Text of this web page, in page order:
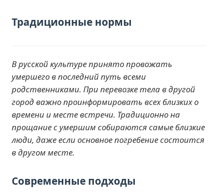
Традиционные нормы
В русской культуре принято провожать
умершего в последний путь всеми
родственниками. При перевозке тела в другой
город важно проинформировать всех близких о
времени и месте встречи. Традиционно на
прощание с умершим собираются самые близкие
люди, даже если основное погребение состоится
в другом месте.
Современные подходы